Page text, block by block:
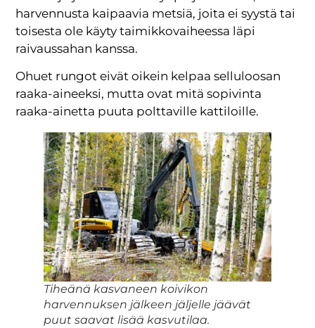
harvennusta kaipaavia metsiä, joita ei syystä tai
toisesta ole käyty taimikkovaiheessa läpi
raivaussahan kanssa.
Ohuet rungot eivät oikein kelpaa selluloosan
raaka-aineeksi, mutta ovat mitä sopivinta
raaka-ainetta puuta polttaville kattiloille.
Tiheänä kasvaneen koivikon
harvennuksen jälkeen jäljelle jäävät
puut saavat lisää kasvutilaa.